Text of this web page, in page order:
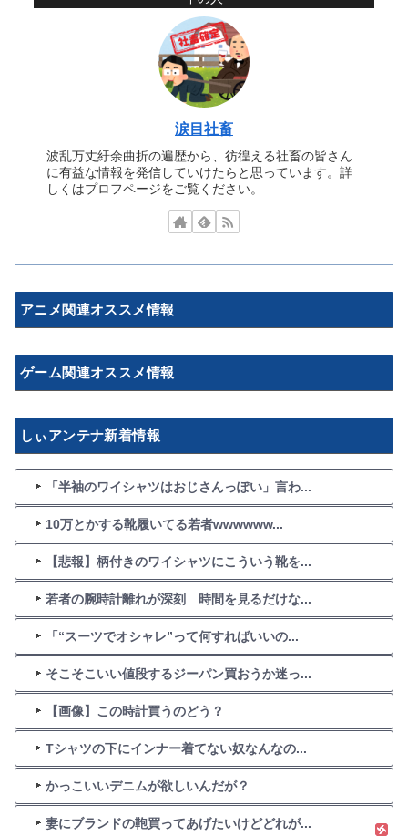
涙目社畜
波乱万丈紆余曲折の遍歴から、彷徨える社畜の皆さん
に有益な情報を発信していけたらと思っています。詳
しくはプロフページをご覧ください。
アニメ関連オススメ情報
ゲーム関連オススメ情報
しぃアンテナ新着情報
「半袖のワイシャツはおじさんっぽい」言わ...
10万とかする靴履いてる若者wwwwww...
【悲報】柄付きのワイシャツにこういう靴を...
若者の腕時計離れが深刻 時間を見るだけな...
「“スーツでオシャレ”って何すればいいの...
そこそこいい値段するジーパン買おうか迷っ...
【画像】この時計買うのどう？
Tシャツの下にインナー着てない奴なんなの...
かっこいいデニムが欲しいんだが？
妻にブランドの鞄買ってあげたいけどどれが...